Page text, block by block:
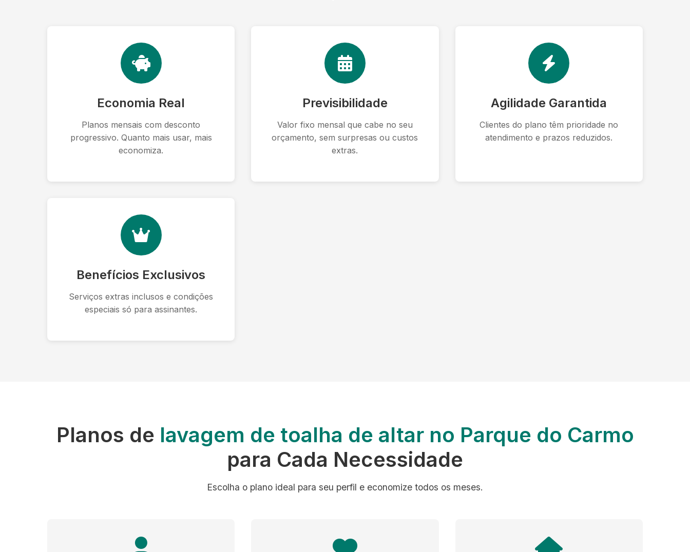
Economia Real
Planos mensais com desconto
progressivo. Quanto mais usar, mais
economiza.
Previsibilidade
Valor fixo mensal que cabe no seu
orçamento, sem surpresas ou custos
extras.
Agilidade Garantida
Clientes do plano têm prioridade no
atendimento e prazos reduzidos.
Benefícios Exclusivos
Serviços extras inclusos e condições
especiais só para assinantes.
Planos de lavagem de toalha de altar no Parque do Carmo
para Cada Necessidade
Escolha o plano ideal para seu perfil e economize todos os meses.